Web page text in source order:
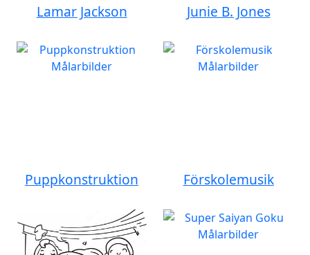
Lamar Jackson Junie B. Jones
Puppkonstruktion Förskolemusik